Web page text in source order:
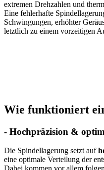
extremen Drehzahlen und
Eine fehlerhafte
Schwingungen, erhöhter
letztlich zu einem vorzeitigen
Wie funktioniert
- Hochpräzision &
Die Spindellagerung setzt auf
eine optimale Verteilung der